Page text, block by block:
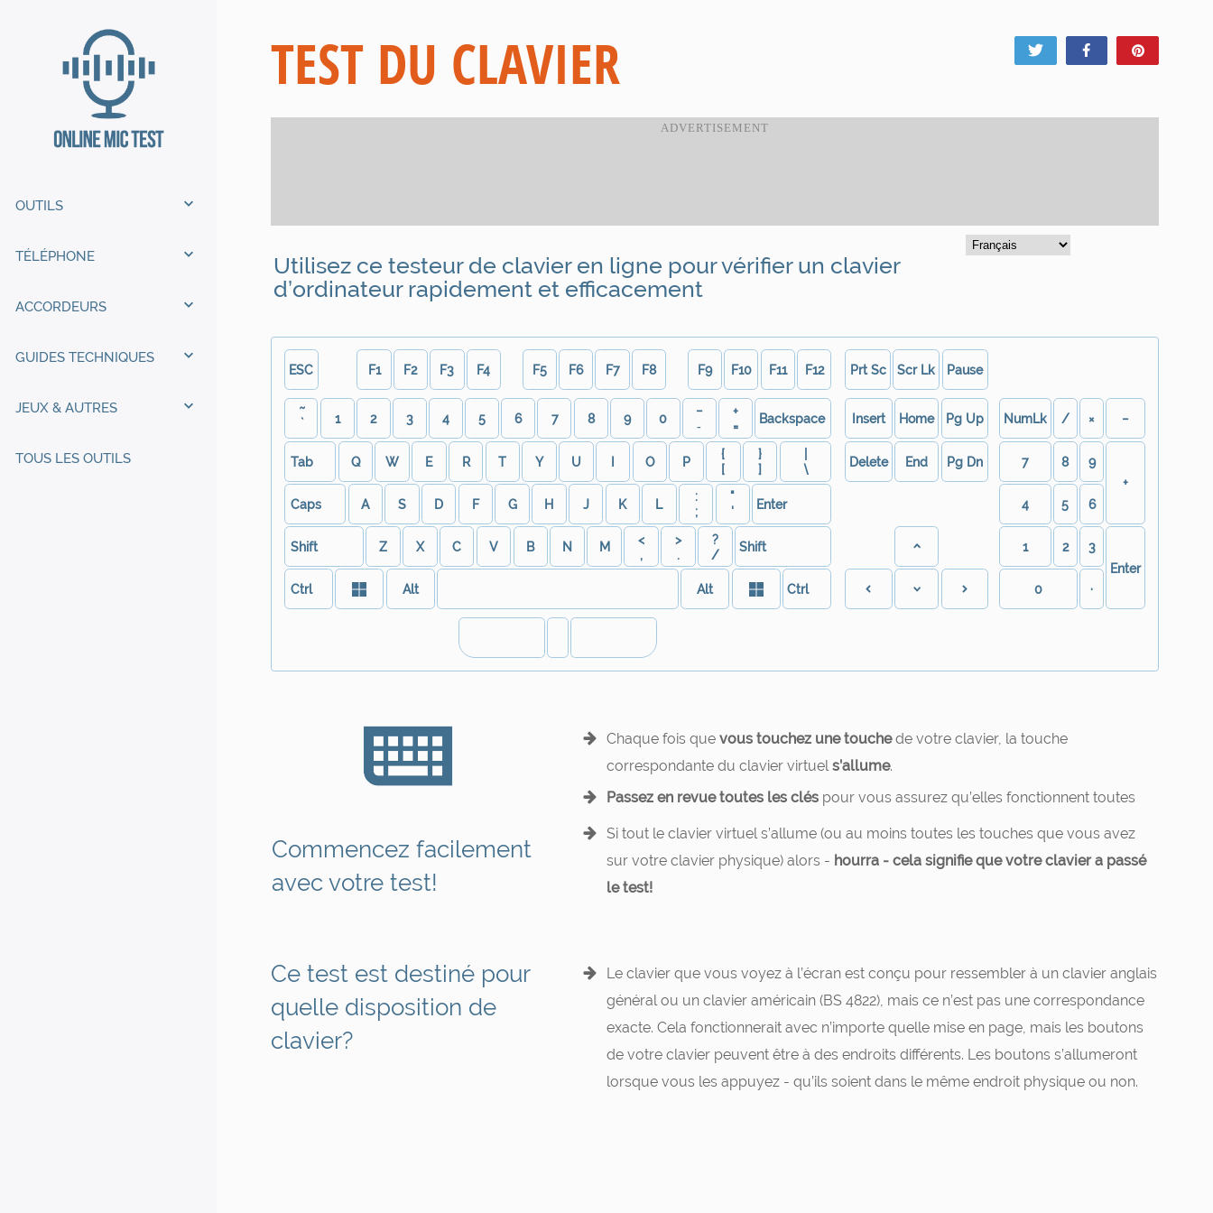
OUTILS
TÉLÉPHONE
ACCORDEURS
GUIDES TECHNIQUES
JEUX & AUTRES
TOUS LES OUTILS
TEST DU CLAVIER Tweet Share
Utilisez ce testeur de clavier en ligne pour vérifier un clavier
d’ordinateur rapidement et efficacement
ESC F1 F2 F3 F4 F5 F6 F7 F8 F9 F10 F11 F12 Prt Sc Scr Lk Pause
~
`
1 2 3 4 5 6 7 8 9 0
−
‐
+
=
Backspace
Tab Q W E R T Y U I O P
{
[
}
]
∖
Caps A S D F G H J K L
:
;
"
'
Enter
Shift Z X C V B N M
<
,
>
.
?
/
Shift
Ctrl Alt Alt Ctrl
Insert Home Pg Up
Delete End Pg Dn
NumLk / × −
7 8
9
+
4
5 6
1 2
3
Enter
0
·
Commencez facilement
avec votre test!
Chaque fois que vous touchez une touchede votre clavier, la touche
correspondante du clavier virtuel s’allume.
Passez en revue toutes les clés pour vous assurez qu’elles fonctionnent toutes
Si tout le clavier virtuel s’allume (ou au moins toutes les touches que vous avez
sur votre clavier physique) alors - hourra - cela signifie que votre clavier a passé
le test!
Ce test est destiné pour
quelle disposition de
clavier?
Le clavier que vous voyez à l’écran est conçu pour ressembler à un clavier anglais
général ou un clavier américain (BS 4822), mais ce n’est pas une correspondance
exacte. Cela fonctionnerait avec n’importe quelle mise en page, mais les boutons
de votre clavier peuvent être à des endroits différents. Les boutons s’allumeront
lorsque vous les appuyez - qu’ils soient dans le même endroit physique ou non.